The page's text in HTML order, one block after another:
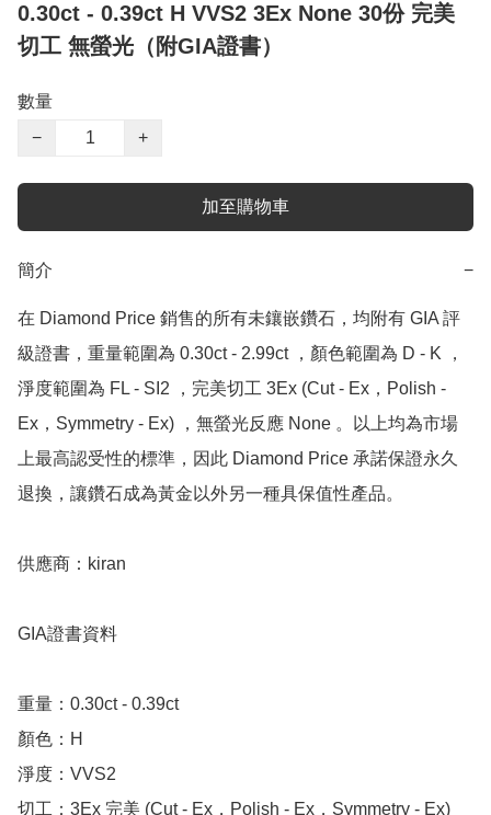
0.30ct - 0.39ct H VVS2 3Ex None 30份 完美
切工 無螢光（附GIA證書）
數量
−
+
加至購物車
簡介 −
在 Diamond Price 銷售的所有未鑲嵌鑽石，均附有 GIA 評
級證書，重量範圍為 0.30ct - 2.99ct ，顏色範圍為 D - K ，
淨度範圍為 FL - SI2 ，完美切工 3Ex (Cut - Ex，Polish -
Ex，Symmetry - Ex) ，無螢光反應 None 。以上均為市場
上最高認受性的標準，因此 Diamond Price 承諾保證永久
退換，讓鑽石成為黃金以外另一種具保值性產品。
供應商：kiran
GIA證書資料
重量：0.30ct - 0.39ct
顏色：H
淨度：VVS2
切工：3Ex 完美 (Cut - Ex，Polish - Ex，Symmetry - Ex)